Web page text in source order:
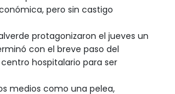
pero sin castigo
protagonizaron el jueves un
con el breve paso del
hospitalario para ser
medios como una pelea,